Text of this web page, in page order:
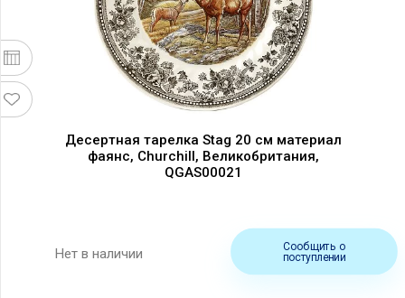
Десертная тарелка Stag 20 см материал
фаянс, Churchill, Великобритания,
QGAS00021
Нет в наличии
Сообщить о
поступлении